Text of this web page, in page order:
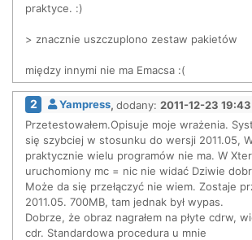
praktyce. :)
> znacznie uszczuplono zestaw pakietów
między innymi nie ma Emacsa :(
2 Yampress ,dodany: 2011-12-23
Przetestowałem.Opisuje moje wrażenia.
się szybciej w stosunku do wersji 2011.05,
praktycznie wielu programów nie ma. W
uruchomiony mc = nic nie widać Dziwie
Może da się przełączyć nie wiem. Zostaje
2011.05. 700MB, tam jednak był wypas.
Dobrze, że obraz nagrałem na płyte cdrw,
cdr. Standardowa procedura u mnie